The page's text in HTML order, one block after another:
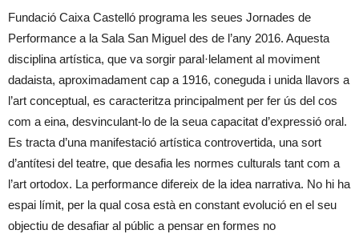
Fundació Caixa Castelló programa les seues Jornades de
Performance a la Sala San Miguel des de l’any 2016. Aquesta
disciplina artística, que va sorgir paral·lelament al moviment
dadaista, aproximadament cap a 1916, coneguda i unida llavors a
l’art conceptual, es caracteritza principalment per fer ús del cos
com a eina, desvinculant-lo de la seua capacitat d’expressió oral.
Es tracta d’una manifestació artística controvertida, una sort
d’antítesi del teatre, que desafia les normes culturals tant com a
l’art ortodox. La performance difereix de la idea narrativa. No hi ha
espai límit, per la qual cosa està en constant evolució en el seu
objectiu de desafiar al públic a pensar en formes no